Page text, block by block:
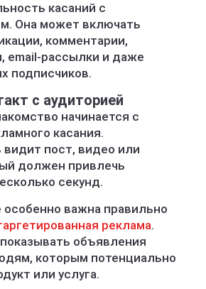
касаний с
Она может включать
комментарии,
email-рассылки и даже
подписчиков.
с аудиторией
начинается с
касания.
видит пост, видео или
должен привлечь
секунд.
особенно важна правильно
реклама.
объявления
которым потенциально
или услуга.